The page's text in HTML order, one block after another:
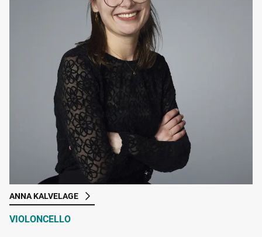
ANNA KALVELAGE
VIOLONCELLO